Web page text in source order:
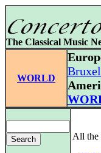
The Classical Music
WORLD
All the